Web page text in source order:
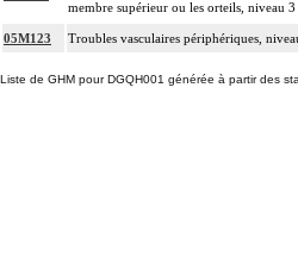
membre supérieur ou les orteils, niveau 3
05M123 Troubles vasculaires périphériques,
Liste de GHM pour DGQH001 générée à partir des